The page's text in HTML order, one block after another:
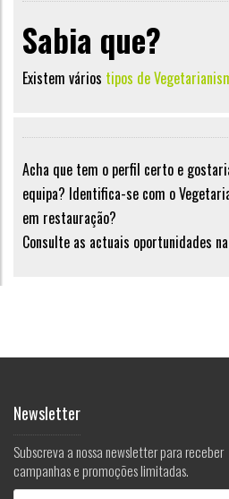
Sabia que?
Existem vários tipos de
Acha que tem o perfil certo e
equipa? Identifica-se com o
em restauração?
Consulte as actuais oportunidades
Newsletter
Subscreva a nossa newsletter para receber
campanhas e promoções limitadas.